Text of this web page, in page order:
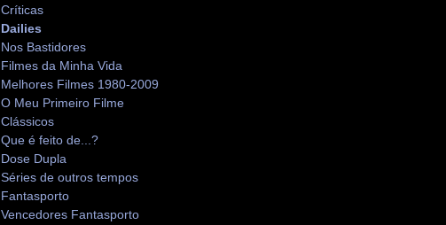
Críticas
Dailies
Nos Bastidores
Filmes da Minha Vida
Melhores Filmes 1980-2009
O Meu Primeiro Filme
Clássicos
Que é feito de...?
Dose Dupla
Séries de outros tempos
Fantasporto
Vencedores Fantasporto